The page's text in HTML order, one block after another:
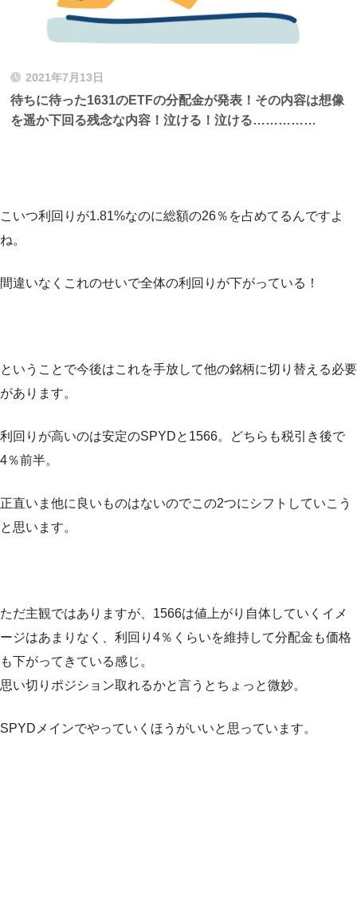
2021年7月13日
待ちに待った1631のETFの分配金が発表！その内容は想像
を遥か下回る残念な内容！泣ける！泣ける……………
こいつ利回りが1.81%なのに総額の26％を占めてるんですよ
ね。
間違いなくこれのせいで全体の利回りが下がっている！
ということで今後はこれを手放して他の銘柄に切り替える必要
があります。
利回りが高いのは安定のSPYDと1566。どちらも税引き後で
4％前半。
正直いま他に良いものはないのでこの2つにシフトしていこう
と思います。
ただ主観ではありますが、1566は値上がり自体していくイメ
ージはあまりなく、利回り4％くらいを維持して分配金も価格
も下がってきている感じ。
思い切りポジション取れるかと言うとちょっと微妙。
SPYDメインでやっていくほうがいいと思っています。